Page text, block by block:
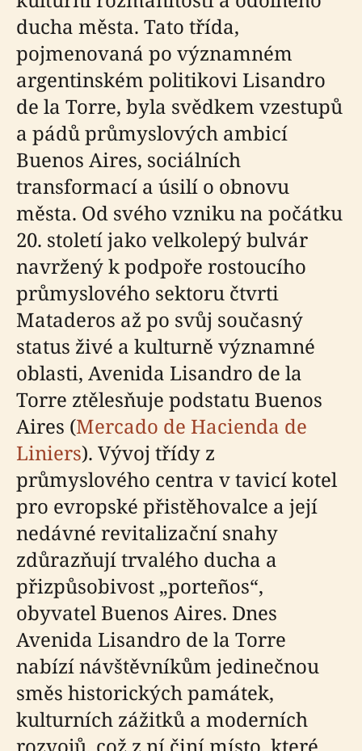
ducha města. Tato třída,
pojmenovaná po významném
argentinském politikovi Lisandro
de la Torre, byla svědkem vzestupů
a pádů průmyslových ambicí
Buenos Aires, sociálních
transformací a úsilí o obnovu
města. Od svého vzniku na počátku
20. století jako velkolepý bulvár
navržený k podpoře rostoucího
průmyslového sektoru čtvrti
Mataderos až po svůj současný
status živé a kulturně významné
oblasti, Avenida Lisandro de la
Torre ztělesňuje podstatu Buenos
Aires (Mercado de Hacienda de
Liniers). Vývoj třídy z
průmyslového centra v tavicí kotel
pro evropské přistěhovalce a její
nedávné revitalizační snahy
zdůrazňují trvalého ducha a
přizpůsobivost „porteños“,
obyvatel Buenos Aires. Dnes
Avenida Lisandro de la Torre
nabízí návštěvníkům jedinečnou
směs historických památek,
kulturních zážitků a moderních
rozvojů, což z ní činí místo, které